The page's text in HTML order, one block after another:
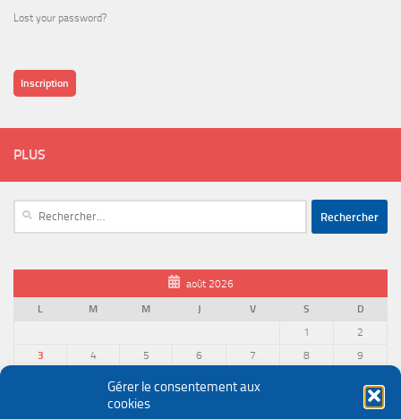
Gérer le consentement aux
cookies
Lost your password?
Inscription
PLUS
août 2026
L
M M J V S
D
1
2
3
4 5 6 7 8
9
12
19 23